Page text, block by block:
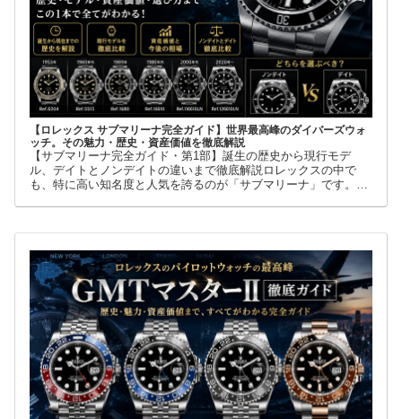
【ロレックス サブマリーナ完全ガイド】世界最高峰のダイバーズウォ
ッチ。その魅力・歴史・資産価値を徹底解説
【サブマリーナ完全ガイド・第1部】誕生の歴史から現行モデ
ル、デイトとノンデイトの違いまで徹底解説ロレックスの中で
も、特に高い知名度と人気を誇るのが「サブマリーナ」です。高